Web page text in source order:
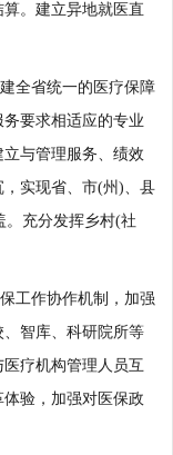
。建立异地就医直
全省统一的医疗保障
要求相适应的专业
与管理服务、绩效
实现省、市(州)、县
。充分发挥乡村(社
工作协作机制，加强
智库、科研院所等
疗机构管理人员互
验，加强对医保政